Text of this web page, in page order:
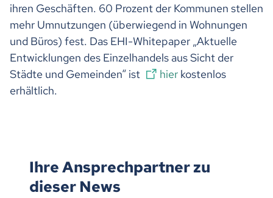
ihren Geschäften. 60 Prozent der Kommunen stellen
mehr Umnutzungen (überwiegend in Wohnungen
und Büros) fest. Das EHI-Whitepaper „Aktuelle
Entwicklungen des Einzelhandels aus Sicht der
Städte und Gemeinden“ ist
hier kostenlos
erhältlich.
Ihre Ansprechpartner zu
dieser News